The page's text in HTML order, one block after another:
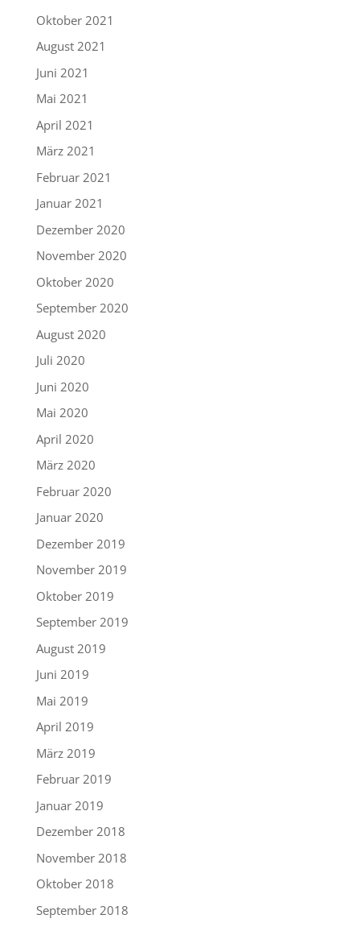
Oktober 2021
August 2021
Juni 2021
Mai 2021
April 2021
März 2021
Februar 2021
Januar 2021
Dezember 2020
November 2020
Oktober 2020
September 2020
August 2020
Juli 2020
Juni 2020
Mai 2020
April 2020
März 2020
Februar 2020
Januar 2020
Dezember 2019
November 2019
Oktober 2019
September 2019
August 2019
Juni 2019
Mai 2019
April 2019
März 2019
Februar 2019
Januar 2019
Dezember 2018
November 2018
Oktober 2018
September 2018